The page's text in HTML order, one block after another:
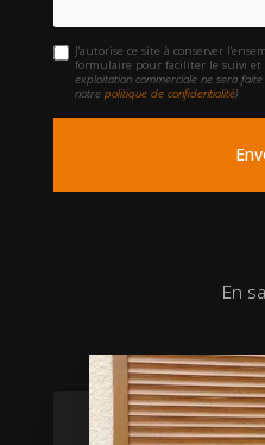
J'autorise ce site à conserver
formulaire pour faciliter le suivi
exploitation commerciale ne sera
notrepolitique de confidentialité)
En